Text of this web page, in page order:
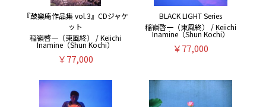
『鼓樂庵作品集 vol.3』CDジャケ
ット
稲嶺啓一（東風終） / Keiichi
Inamine（Shun Kochi）
￥77,000
BLACK LIGHT Series
稲嶺啓一（東風終） / Keiichi
Inamine（Shun Kochi）
￥77,000